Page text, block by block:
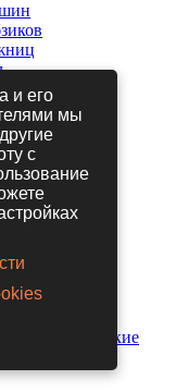
пневматические
и его
мы
с